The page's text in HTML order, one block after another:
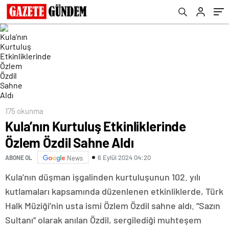
175 okunma
Kula’nın Kurtuluş Etkinliklerinde
Özlem Özdil Sahne Aldı
ABONE OL News 6 Eylül 2024 04:20
Kula’nın düşman işgalinden kurtuluşunun 102. yılı
kutlamaları kapsamında düzenlenen etkinliklerde, Türk
Halk Müziği’nin usta ismi Özlem Özdil sahne aldı. “Sazın
Sultanı” olarak anılan Özdil, sergilediği muhteşem